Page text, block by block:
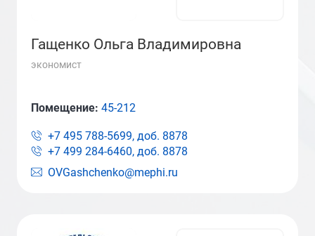
Гащенко Ольга Владимировна
экономист
OVGashchenko@mephi.ru
Помещение: 45-212
+7 495 788-5699, доб. 8878
+7 499 284-6460, доб. 8878